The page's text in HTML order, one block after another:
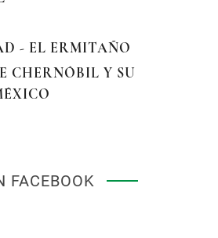
- EL ERMITAÑO
CHERNÓBIL Y SU
FACEBOOK